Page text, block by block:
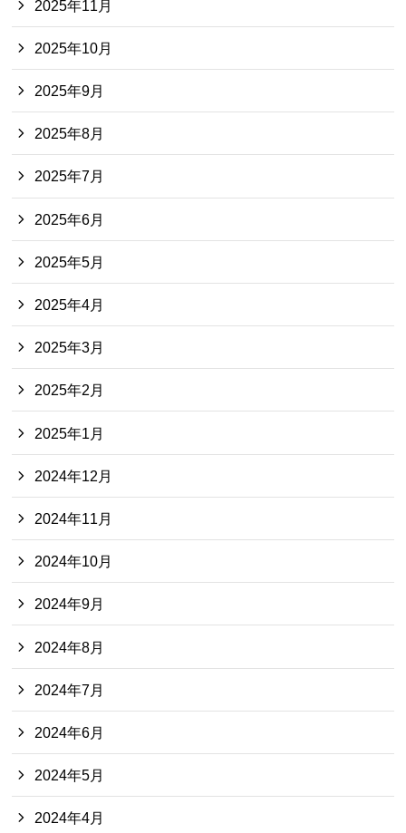
2025年11月
2025年10月
2025年9月
2025年8月
2025年7月
2025年6月
2025年5月
2025年4月
2025年3月
2025年2月
2025年1月
2024年12月
2024年11月
2024年10月
2024年9月
2024年8月
2024年7月
2024年6月
2024年5月
2024年4月